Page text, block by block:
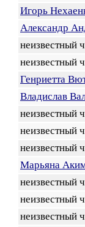
Игорь
Александр
неизвестный
неизвестный
Генриетта
Владислав
неизвестный
неизвестный
неизвестный
Марьяна
неизвестный
неизвестный
неизвестный